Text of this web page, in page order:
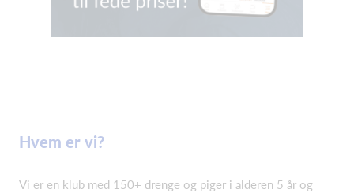
Hvem er vi?
Vi er en klub med 150+ drenge og piger i alderen 5 år og